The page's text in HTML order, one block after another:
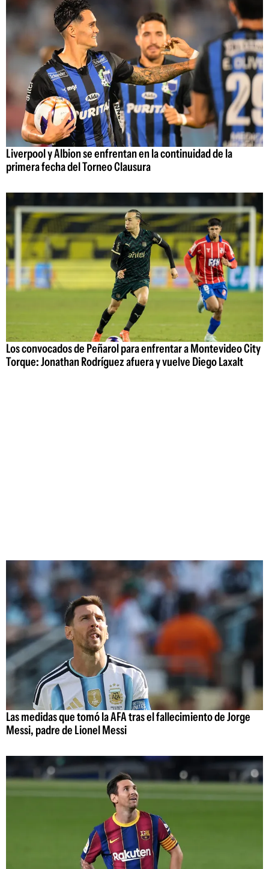
Liverpool y Albion se enfrentan en la continuidad de la
primera fecha del Torneo Clausura
Los convocados de Peñarol para enfrentar a Montevideo City
Torque: Jonathan Rodríguez afuera y vuelve Diego Laxalt
Las medidas que tomó la AFA tras el fallecimiento de Jorge
Messi, padre de Lionel Messi